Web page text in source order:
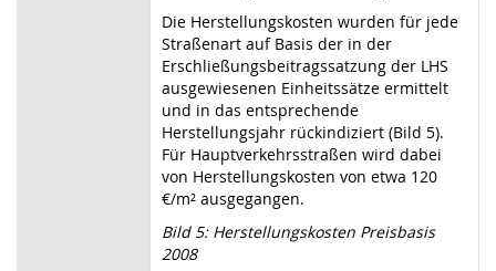
Die Herstellungskosten wurden für jede
Straßenart auf Basis der in der
Erschließungsbeitragssatzung der LHS
ausgewiesenen Einheitssätze ermittelt
und in das entsprechende
Herstellungsjahr rückindiziert (Bild 5).
Für Hauptverkehrsstraßen wird dabei
von Herstellungskosten von etwa 120
€/m² ausgegangen.
Bild 5: Herstellungskosten Preisbasis
2008